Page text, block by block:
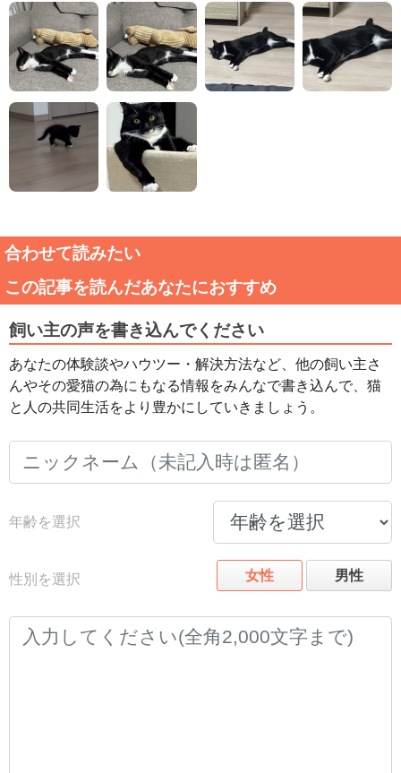
合わせて読みたい
この記事を読んだあなたにおすすめ
飼い主の声を書き込んでください
あなたの体験談やハウツー・解決方法など、他の飼い主さ
んやその愛猫の為にもなる情報をみんなで書き込んで、猫
と人の共同生活をより豊かにしていきましょう。
年齢を選択
性別を選択 女性 男性